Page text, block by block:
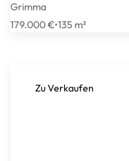
Grimma
179.000 €•135 m²
Zu Verkaufen